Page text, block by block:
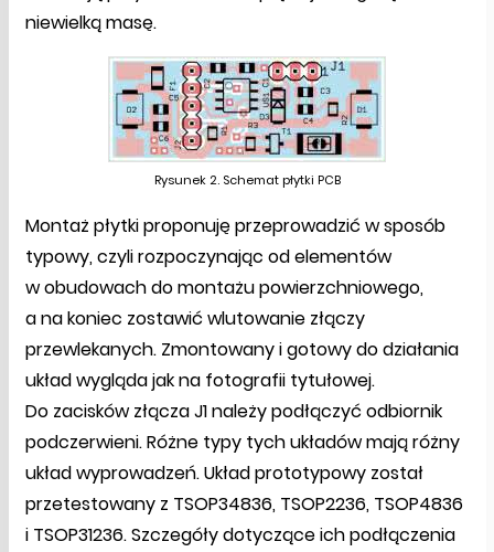
niewielką masę.
Rysunek 2. Schemat płytki PCB
Montaż płytki proponuję przeprowadzić w sposób
typowy, czyli rozpoczynając od elementów
w obudowach do montażu powierzchniowego,
a na koniec zostawić wlutowanie złączy
przewlekanych. Zmontowany i gotowy do działania
układ wygląda jak na fotografii tytułowej.
Do zacisków złącza J1 należy podłączyć odbiornik
podczerwieni. Różne typy tych układów mają różny
układ wyprowadzeń. Układ prototypowy został
przetestowany z TSOP34836, TSOP2236, TSOP4836
i TSOP31236. Szczegóły dotyczące ich podłączenia